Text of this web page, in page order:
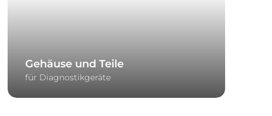
Gehäuse und Teile
für Diagnostikgeräte